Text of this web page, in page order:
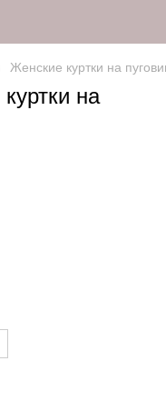
Женские куртки на
на